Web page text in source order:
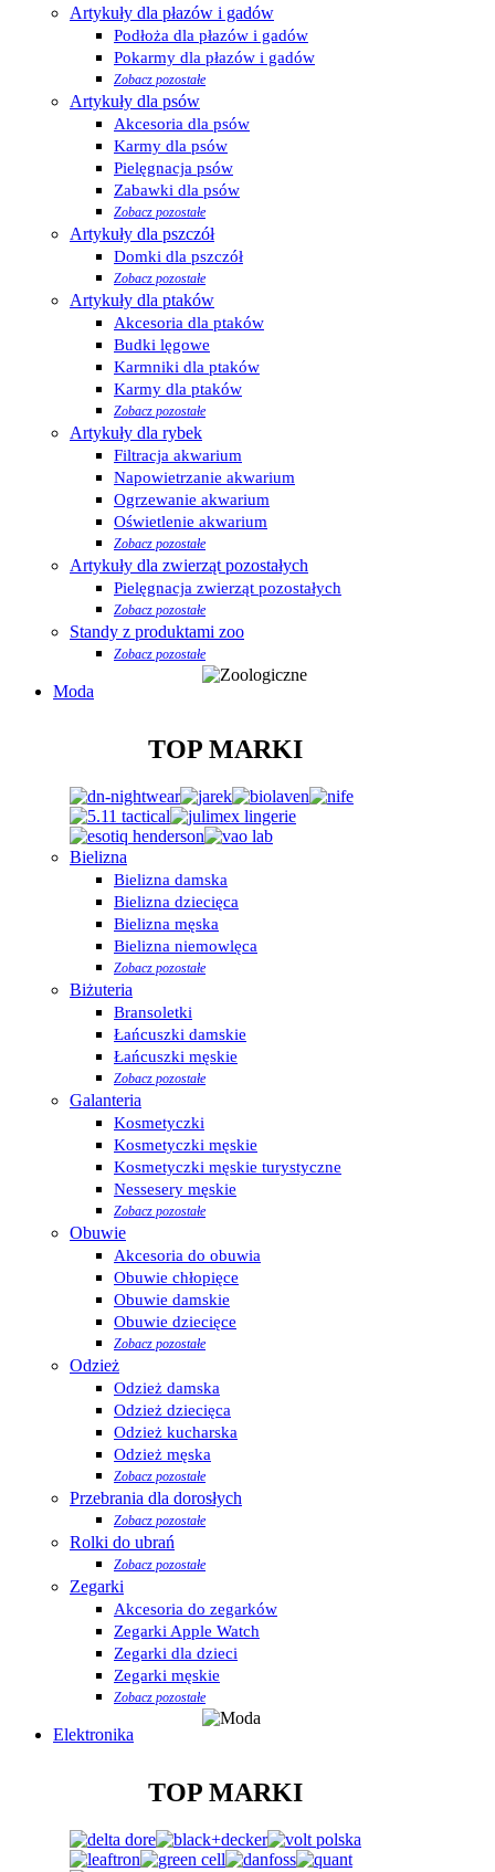
Artykuły dla płazów i gadów
Podłoża dla płazów i gadów
Pokarmy dla płazów i gadów
Zobacz pozostałe
Artykuły dla psów
Akcesoria dla psów
Karmy dla psów
Pielęgnacja psów
Zabawki dla psów
Zobacz pozostałe
Artykuły dla pszczół
Domki dla pszczół
Zobacz pozostałe
Artykuły dla ptaków
Akcesoria dla ptaków
Budki lęgowe
Karmniki dla ptaków
Karmy dla ptaków
Zobacz pozostałe
Artykuły dla rybek
Filtracja akwarium
Napowietrzanie akwarium
Ogrzewanie akwarium
Oświetlenie akwarium
Zobacz pozostałe
Artykuły dla zwierząt pozostałych
Pielęgnacja zwierząt pozostałych
Zobacz pozostałe
Standy z produktami zoo
Zobacz pozostałe
Moda
TOP MARKI
Bielizna
Bielizna damska
Bielizna dziecięca
Bielizna męska
Bielizna niemowlęca
Zobacz pozostałe
Biżuteria
Bransoletki
Łańcuszki damskie
Łańcuszki męskie
Zobacz pozostałe
Galanteria
Kosmetyczki
Kosmetyczki męskie
Kosmetyczki męskie turystyczne
Nessesery męskie
Zobacz pozostałe
Obuwie
Akcesoria do obuwia
Obuwie chłopięce
Obuwie damskie
Obuwie dziecięce
Zobacz pozostałe
Odzież
Odzież damska
Odzież dziecięca
Odzież kucharska
Odzież męska
Zobacz pozostałe
Przebrania dla dorosłych
Zobacz pozostałe
Rolki do ubrań
Zobacz pozostałe
Zegarki
Akcesoria do zegarków
Zegarki Apple Watch
Zegarki dla dzieci
Zegarki męskie
Zobacz pozostałe
Elektronika
TOP MARKI